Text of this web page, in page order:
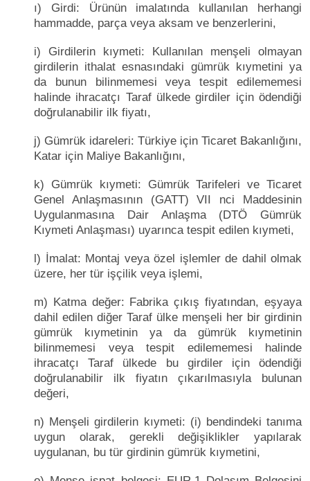
ı) Girdi: Ürünün imalatında kullanılan herhangi
hammadde, parça veya aksam ve benzerlerini,
i) Girdilerin kıymeti: Kullanılan menşeli olmayan
girdilerin ithalat esnasındaki gümrük kıymetini ya
da bunun bilinmemesi veya tespit edilememesi
halinde ihracatçı Taraf ülkede girdiler için ödendiği
doğrulanabilir ilk fiyatı,
j) Gümrük idareleri: Türkiye için Ticaret Bakanlığını,
Katar için Maliye Bakanlığını,
k) Gümrük kıymeti: Gümrük Tarifeleri ve Ticaret
Genel Anlaşmasının (GATT) VII nci Maddesinin
Uygulanmasına Dair Anlaşma (DTÖ Gümrük
Kıymeti Anlaşması) uyarınca tespit edilen kıymeti,
l) İmalat: Montaj veya özel işlemler de dahil olmak
üzere, her tür işçilik veya işlemi,
m) Katma değer: Fabrika çıkış fiyatından, eşyaya
dahil edilen diğer Taraf ülke menşeli her bir girdinin
gümrük kıymetinin ya da gümrük kıymetinin
bilinmemesi veya tespit edilememesi halinde
ihracatçı Taraf ülkede bu girdiler için ödendiği
doğrulanabilir ilk fiyatın çıkarılmasıyla bulunan
değeri,
n) Menşeli girdilerin kıymeti: (i) bendindeki tanıma
uygun olarak, gerekli değişiklikler yapılarak
uygulanan, bu tür girdinin gümrük kıymetini,